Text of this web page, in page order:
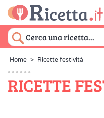
Home > Ricette festività
RICETTE